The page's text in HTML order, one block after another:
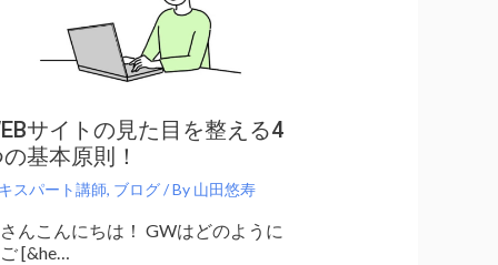
サイトの見た目を整える4
基本原則！
スパート講師, ブログ/ By 山田悠寿
んこんにちは！ GWはどのように
[&he…